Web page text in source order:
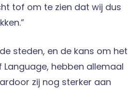
tof om te zien dat wij dus
steden, en de kans om het
hebben allemaal
zij nog sterker aan